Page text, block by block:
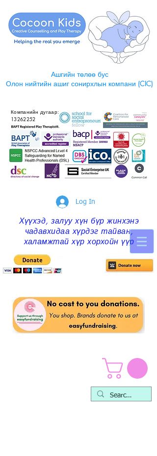
Ашгийн төлөө бус
Олон нийтийн ашиг сонирхлын компани (CIC)
Компанийн дугаар:
13262252
Log In
Хүүхэд, залуу хүн бүр жинхэнэ
чадавхидаа хүрдэг тайван,
халамжтай хүр хорхойн үүр